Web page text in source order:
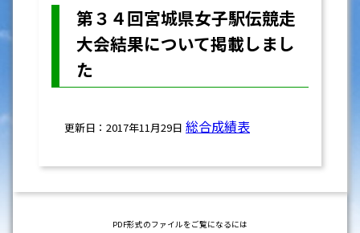
第３４回宮城県女子駅伝競走
大会結果について掲載しまし
た
更新日：2017年11月29日 総合成績表
PDF形式のファイルをご覧になるには